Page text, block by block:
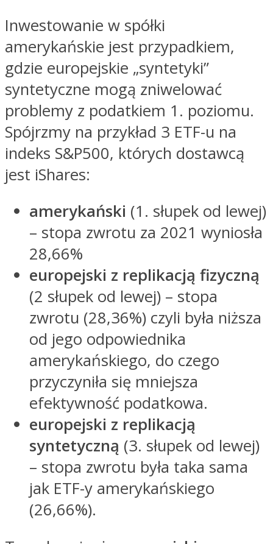
Inwestowanie w spółki
amerykańskie jest przypadkiem,
gdzie europejskie „syntetyki”
syntetyczne mogą zniwelować
problemy z podatkiem 1. poziomu.
Spójrzmy na przykład 3 ETF-u na
indeks S&P500, których dostawcą
jest iShares:
amerykański (1. słupek od lewej)
– stopa zwrotu za 2021 wyniosła
28,66%
europejski z replikacją fizyczną
(2 słupek od lewej) – stopa
zwrotu (28,36%) czyli była niższa
od jego odpowiednika
amerykańskiego, do czego
przyczyniła się mniejsza
efektywność podatkowa.
europejski z replikacją
syntetyczną (3. słupek od lewej)
– stopa zwrotu była taka sama
jak ETF-y amerykańskiego
(26,66%).